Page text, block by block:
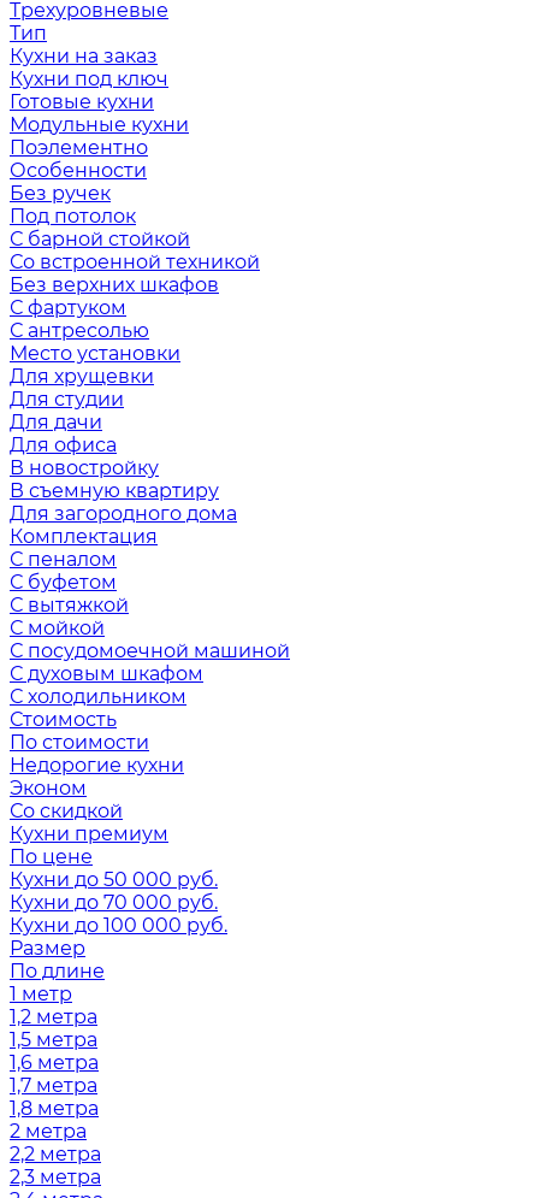
Трехуровневые
Тип
Кухни на заказ
Кухни под ключ
Готовые кухни
Модульные кухни
Поэлементно
Особенности
Без ручек
Под потолок
С барной стойкой
Со встроенной техникой
Без верхних шкафов
С фартуком
С антресолью
Место установки
Для хрущевки
Для студии
Для дачи
Для офиса
В новостройку
В съемную квартиру
Для загородного дома
Комплектация
С пеналом
С буфетом
С вытяжкой
С мойкой
С посудомоечной машиной
С духовым шкафом
С холодильником
Стоимость
По стоимости
Недорогие кухни
Эконом
Со скидкой
Кухни премиум
По цене
Кухни до 50 000 руб.
Кухни до 70 000 руб.
Кухни до 100 000 руб.
Размер
По длине
1 метр
1,2 метра
1,5 метра
1,6 метра
1,7 метра
1,8 метра
2 метра
2,2 метра
2,3 метра